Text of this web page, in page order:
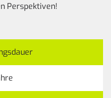
Perspektiven!